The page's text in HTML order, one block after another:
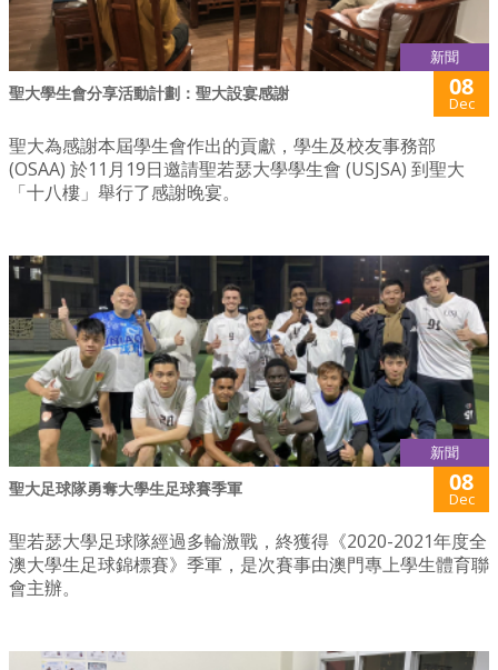
新聞
聖大學生會分享活動計劃：聖大設宴感謝 08
Dec
聖大為感謝本屆學生會作出的貢獻，學生及校友事務部
(OSAA) 於11月19日邀請聖若瑟大學學生會 (USJSA) 到聖大
「十八樓」舉行了感謝晚宴。
新聞
聖大足球隊勇奪大學生足球賽季軍 08
Dec
聖若瑟大學足球隊經過多輪激戰，終獲得《2020-2021年度全
澳大學生足球錦標賽》季軍，是次賽事由澳門專上學生體育聯
會主辦。